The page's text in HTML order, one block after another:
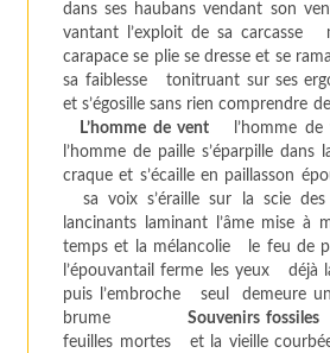
dans ses haubans vendant son
vantant l’exploit de sa carcasse
carapace se plie se dresse et se
sa faiblesse tonitruant sur ses
et s’égosille sans rien
L’homme de vent l’homme de
l’homme de paille s’éparpille
craque et s’écaille en paillasson
sa voix s’éraille sur la scie
lancinants laminant l’âme mise à
temps et la mélancolie le feu de
l’épouvantail ferme les yeux déjà
puis l’embroche seul demeure
brumeSouvenirs fossiles
feuilles mortes et la vieille